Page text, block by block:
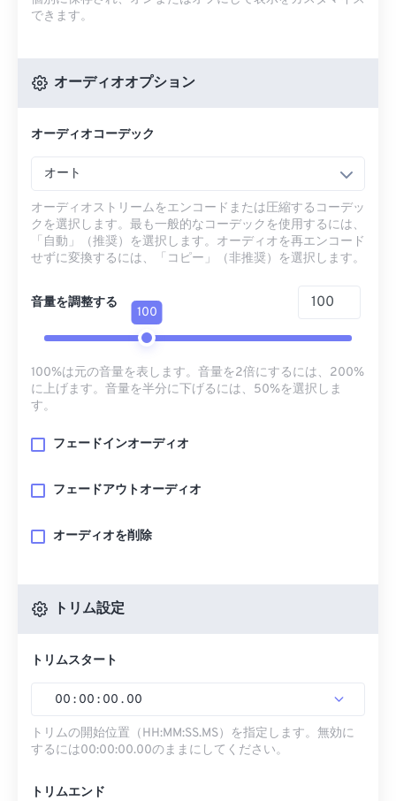
できます。
オーディオオプション
オーディオコーデック
オート
オーディオストリームをエンコードまたは圧縮するコーデッ
クを選択します。最も一般的なコーデックを使用するには、
「自動」（推奨）を選択します。オーディオを再エンコード
せずに変換するには、「コピー」（非推奨）を選択します。
音量を調整する
100
100%は元の音量を表します。音量を2倍にするには、200%
に上げます。音量を半分に下げるには、50%を選択しま
す。
フェードインオーディオ
フェードアウトオーディオ
オーディオを削除
トリム設定
トリムスタート
00 : 00 : 00 . 00
トリムの開始位置（HH:MM:SS.MS）を指定します。無効に
するには00:00:00.00のままにしてください。
トリムエンド